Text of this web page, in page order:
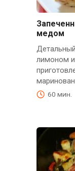
медом
лимоном
60 мин.